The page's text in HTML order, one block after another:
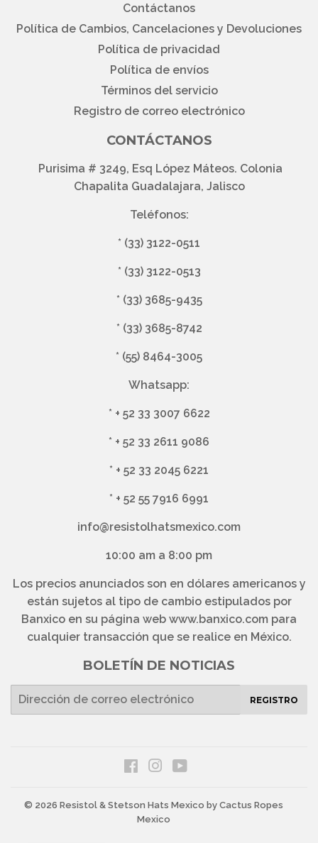
Contáctanos
Política de Cambios, Cancelaciones y Devoluciones
Política de privacidad
Política de envíos
Términos del servicio
Registro de correo electrónico
CONTÁCTANOS
Purisima # 3249, Esq López Máteos. Colonia
Chapalita Guadalajara, Jalisco
Teléfonos:
* (33) 3122-0511
* (33) 3122-0513
* (33) 3685-9435
* (33) 3685-8742
* (55) 8464-3005
Whatsapp:
* + 52 33 3007 6622
* + 52 33 2611 9086
* + 52 33 2045 6221
* + 52 55 7916 6991
info@resistolhatsmexico.com
10:00 am a 8:00 pm
Los precios anunciados son en dólares americanos y
están sujetos al tipo de cambio estipulados por
Banxico en su página web www.banxico.com para
cualquier transacción que se realice en México.
BOLETÍN DE NOTICIAS
E-
REGISTRO
FacebookInstagram
© 2026 Resistol & Stetson Hats Mexico by Cactus Ropes
Mexico